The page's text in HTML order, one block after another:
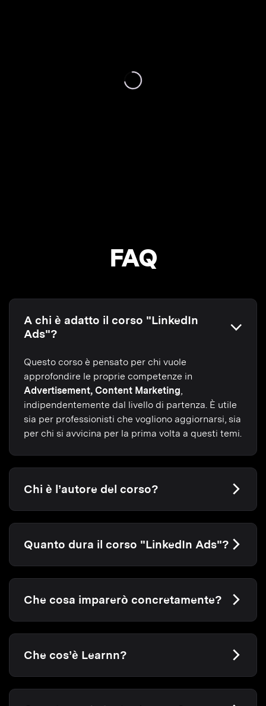
FAQ
A chi è adatto il corso "LinkedIn
Ads"?
Questo corso è pensato per chi vuole
approfondire le proprie competenze in
Advertisement, Content Marketing
indipendentemente dal livello di partenza. È utile
sia per professionisti che vogliono aggiornarsi, sia
per chi si avvicina per la prima volta a questi temi.
Chi è l’autore del corso?
Quanto dura il corso "LinkedIn Ads"?
Che cosa imparerò concretamente?
Che cos’è Learnn?